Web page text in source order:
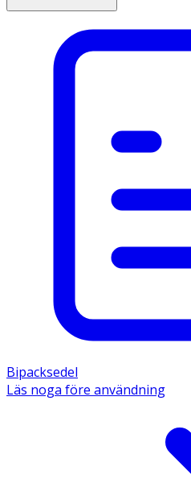
Bipacksedel
Läs noga före användning